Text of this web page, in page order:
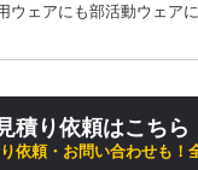
ウェアにも部活動ウェア
積り依頼はこちら
依頼・お問い合わせも！